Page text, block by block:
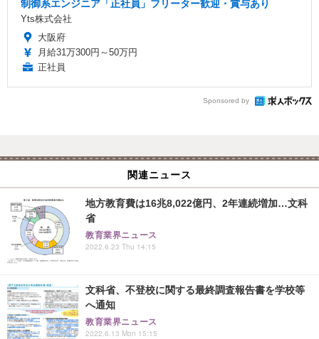
制御系エンジニア「正社員」フリーター歓迎・賞与あり
Yts株式会社
大阪府
月給31万300円～50万円
正社員
Sponsored by
関連ニュース
地方教育費は16兆8,022億円、2年連続増加…文科
省
教育業界ニュース
2022.6.23 Thu 14:15
文科省、不登校に関する最終調査報告書を学校等
へ通知
教育業界ニュース
2022.6.13 Mon 15:15